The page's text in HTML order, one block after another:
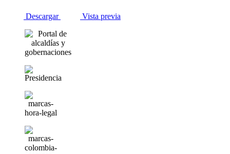
Descargar Vista previa